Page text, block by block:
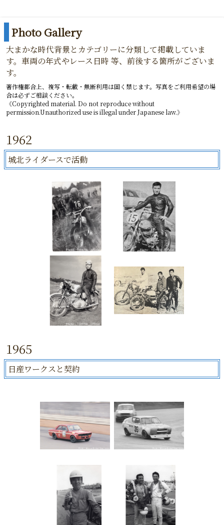
Photo Gallery
大まかな時代背景とカテゴリーに分類して掲載していま
す。車両の年式やレース日時 等、前後する箇所がございま
す。
著作権都合上、複写・転載・無断利用は固く禁じます。写真をご利用希望の場
合は必ずご相談ください。
《Copyrighted material. Do not reproduce without
permission.Unauthorized use is illegal under Japanese law.》
1962
城北ライダースで活動
1965
日産ワークスと契約